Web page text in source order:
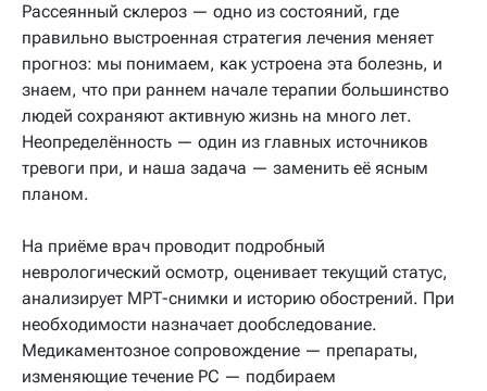
Рассеянный склероз — одно из состояний, где
правильно выстроенная стратегия лечения меняет
прогноз: мы понимаем, как устроена эта болезнь, и
знаем, что при раннем начале терапии большинство
людей сохраняют активную жизнь на много лет.
Неопределённость — один из главных источников
тревоги при, и наша задача — заменить её ясным
планом.
На приёме врач проводит подробный
неврологический осмотр, оценивает текущий статус,
анализирует МРТ-снимки и историю обострений. При
необходимости назначает дообследование.
Медикаментозное сопровождение — препараты,
изменяющие течение РС — подбираем